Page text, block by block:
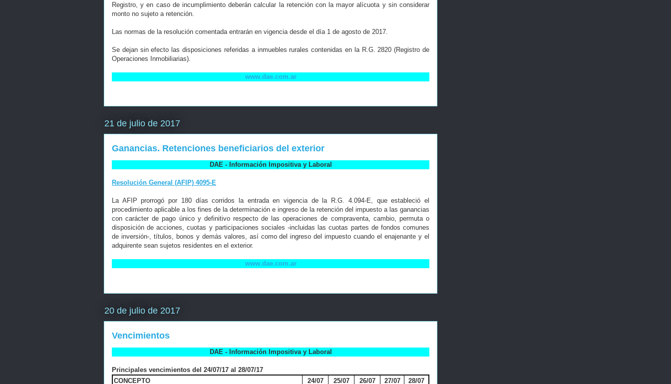
Registro, y en caso de incumplimiento deberán calcular la retención con la mayor alícuota y sin considerar
monto no sujeto a retención.
Las normas de la resolución comentada entrarán en vigencia desde el día 1 de agosto de 2017.
Se dejan sin efecto las disposiciones referidas a inmuebles rurales contenidas en la R.G. 2820 (Registro de
Operaciones Inmobiliarias).
www.dae.com.ar
21 de julio de 2017
Ganancias. Retenciones beneficiarios del exterior
DAE - Información Impositiva y Laboral
Resolución General (AFIP) 4095-E
La AFIP prorrogó por 180 días corridos la entrada en vigencia de la R.G. 4.094-E, que estableció el
procedimiento aplicable a los fines de la determinación e ingreso de la retención del impuesto a las ganancias
con carácter de pago único y definitivo respecto de las operaciones de compraventa, cambio, permuta o
disposición de acciones, cuotas y participaciones sociales -incluidas las cuotas partes de fondos comunes
de inversión-, títulos, bonos y demás valores, así como del ingreso del impuesto cuando el enajenante y el
adquirente sean sujetos residentes en el exterior.
www.dae.com.ar
20 de julio de 2017
Vencimientos
DAE - Información Impositiva y Laboral
Principales vencimientos del 24/07/17 al 28/07/17
CONCEPTO
24/07 25/07 26/07 27/07 28/07